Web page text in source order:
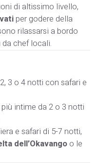
di altissimo livello,
per godere della
rilassarsi a bordo
chef locali.
3 o 4 notti con safari e
intime da 2 o 3 notti
e safari di 5-7 notti,
dell’Okavango o le